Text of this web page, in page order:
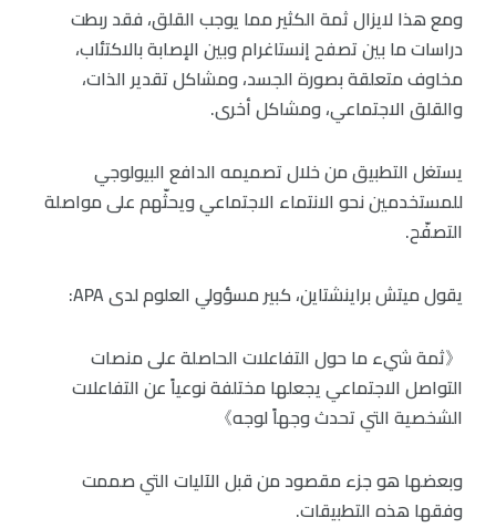
ومع هذا لايزال ثمة الكثير مما يوجب القلق، فقد ربطت
دراسات ما بين تصفح إنستاغرام وبين الإصابة بالاكتئاب،
مخاوف متعلقة بصورة الجسد، ومشاكل تقدير الذات،
والقلق الاجتماعي، ومشاكل أخرى.
يستغل التطبيق من خلال تصميمه الدافع البيولوجي
للمستخدمين نحو الانتماء الاجتماعي ويحثّهم على مواصلة
التصفّح.
يقول ميتش براينشتاين، كبير مسؤولي العلوم لدى APA:
《ثمة شيء ما حول التفاعلات الحاصلة على منصات
التواصل الاجتماعي يجعلها مختلفة نوعياً عن التفاعلات
الشخصية التي تحدث وجهاً لوجه》
وبعضها هو جزء مقصود من قبل الآليات التي صممت
وفقها هذه التطبيقات.